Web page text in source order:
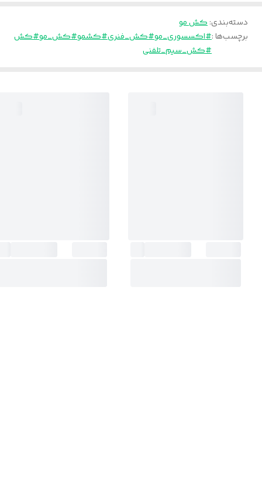
دسته‌بندی:کش مو
برچسب‌ها :#اکسسوری_مو#کش_فنری#کشمو#کش_مو#کش
#کش_سیم_تلفنی